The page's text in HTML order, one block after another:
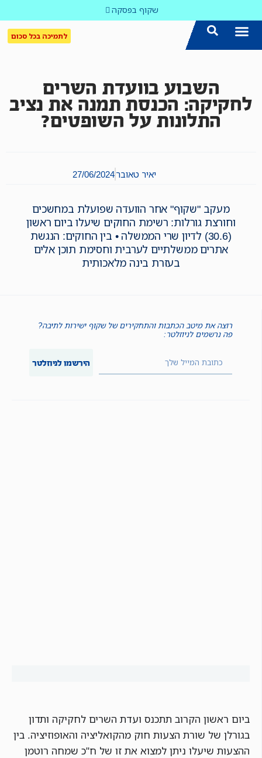
שקוף בפסקה
לתמיכה בכל סכום
השבוע בוועדת השרים
לחקיקה: הכנסת תמנה את נציב
התלונות על השופטים?
יאיר טאובר27/06/2024
מעקב "שקוף" אחר הוועדה שפועלת במחשכים
וחורצת גורלות: רשימת החוקים שיעלו ביום ראשון
(30.6) לדיון שרי הממשלה • בין החוקים: הנגשת
אתרים ממשלתיים לערבית וחסימת תוכן אלים
בעזרת בינה מלאכותית
רוצה את מיטב הכתבות והתחקירים של שקוף ישירות לתיבה?
פה נרשמים לניוזלטר:
הירשמו לניוזלטר
ביום ראשון הקרוב תתכנס ועדת השרים לחקיקה ותדון
בגורלן של שורת הצעות חוק מהקואליציה והאופוזיציה. בין
ההצעות שיעלו ניתן למצוא את זו של ח"כ שמחה רוטמן